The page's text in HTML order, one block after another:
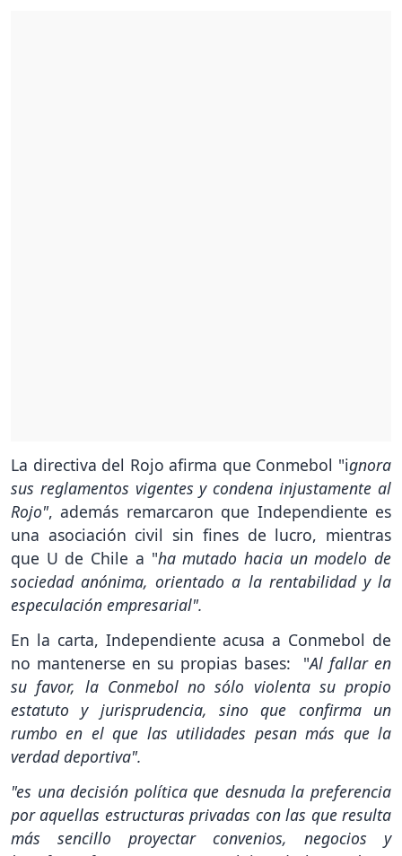
La directiva del Rojo afirma que Conmebol "ignora
sus reglamentos vigentes y condena injustamente al
Rojo", además remarcaron que Independiente es
una asociación civil sin fines de lucro, mientras
que U de Chile a "ha mutado hacia un modelo de
sociedad anónima, orientado a la rentabilidad y la
especulación empresarial".
En la carta, Independiente acusa a Conmebol de
no mantenerse en su propias bases:
"Al fallar en
su favor, la Conmebol no sólo violenta su propio
estatuto y jurisprudencia, sino que confirma un
rumbo en el que las utilidades pesan más que la
verdad deportiva".
"es una decisión política que desnuda la preferencia
por aquellas estructuras privadas con las que resulta
más sencillo proyectar convenios, negocios y